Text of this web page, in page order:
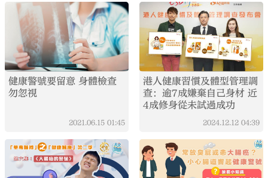
健康警號要留意 身體檢查
勿忽視
2021.06.15 01:45
港人健康習慣及體型管理調
查：逾7成嫌棄自己身材 近
4成修身從未試過成功
2024.12.12 04:39